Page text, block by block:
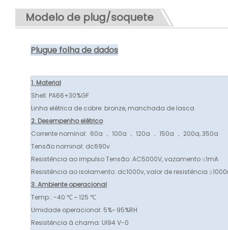
Modelo de plug/soquete
Plugue folha de dados
1. Material
Shell: PA66+30%GF
Linha elétrica de cobre: ​​bronze, manchada de lasca
2. Desempenho elétrico
Corrente nominal: 60a ， 100a ， 120a ， 150a ， 200a, 350a
Tensão nominal: dc690v
Resistência ao impulso Tensão: AC5000V, vazamento ≤1mA
Resistência ao isolamento: dc1000v, valor de resistência
3. Ambiente operacional
Temp.: -40 ℃ ~ 125 ℃
Umidade operacional: 5%~ 95%RH
Resistência à chama: Ul94 V-0